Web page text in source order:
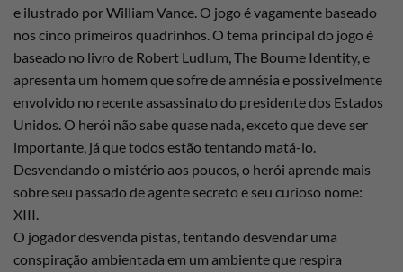
e ilustrado por William Vance. O jogo é vagamente baseado
nos cinco primeiros quadrinhos. O tema principal do jogo é
baseado no livro de Robert Ludlum, The Bourne Identity, e
apresenta um homem que sofre de amnésia e possivelmente
envolvido no recente assassinato do presidente dos Estados
Unidos. O herói não sabe quase nada, exceto que deve ser
importante, já que todos estão tentando matá-lo.
Desvendando o mistério aos poucos, o herói aprende mais
sobre seu passado de agente secreto e seu curioso nome:
XIII.
O jogador desvenda pistas, tentando desvendar uma
conspiração ambientada em um ambiente que respira